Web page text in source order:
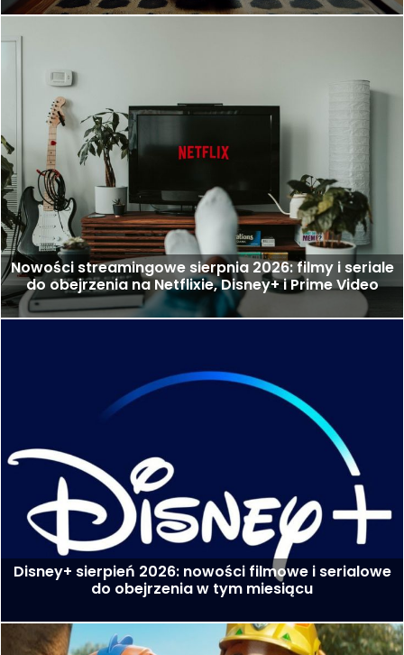
Nowości streamingowe sierpnia 2026: filmy i seriale
do obejrzenia na Netflixie, Disney+ i Prime Video
Disney+ sierpień 2026: nowości filmowe i serialowe
do obejrzenia w tym miesiącu